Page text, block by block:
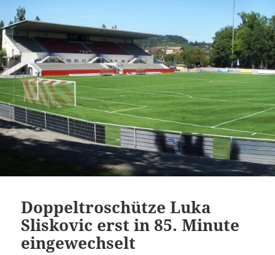
Doppeltroschütze Luka
Sliskovic erst in 85. Minute
eingewechselt